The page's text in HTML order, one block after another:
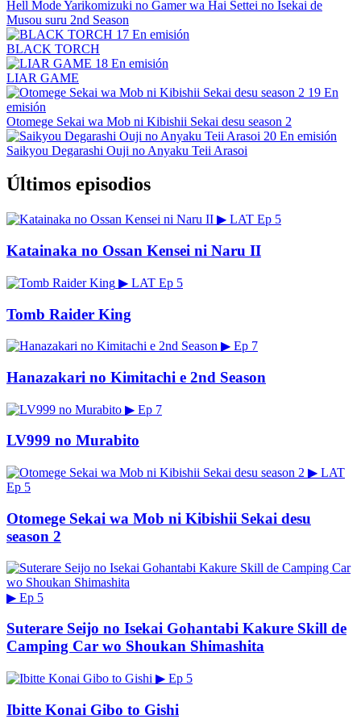
Hell Mode Yarikomizuki no Gamer wa Hai Settei no Isekai de
Musou suru 2nd Season
17 En emisión
BLACK TORCH
18 En emisión
LIAR GAME
19 En
emisión
Otomege Sekai wa Mob ni Kibishii Sekai desu season 2
20 En emisión
Saikyou Degarashi Ouji no Anyaku Teii Arasoi
Últimos episodios
▶ LAT Ep 5
Katainaka no Ossan Kensei ni Naru II
▶ LAT Ep 5
Tomb Raider King
▶ Ep 7
Hanazakari no Kimitachi e 2nd Season
▶ Ep 7
LV999 no Murabito
▶ LAT
Ep 5
Otomege Sekai wa Mob ni Kibishii Sekai desu
season 2
▶ Ep 5
Suterare Seijo no Isekai Gohantabi Kakure Skill de
Camping Car wo Shoukan Shimashita
▶ Ep 5
Ibitte Konai Gibo to Gishi